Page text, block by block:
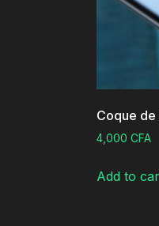
Coque
4,000 CFA
Add to